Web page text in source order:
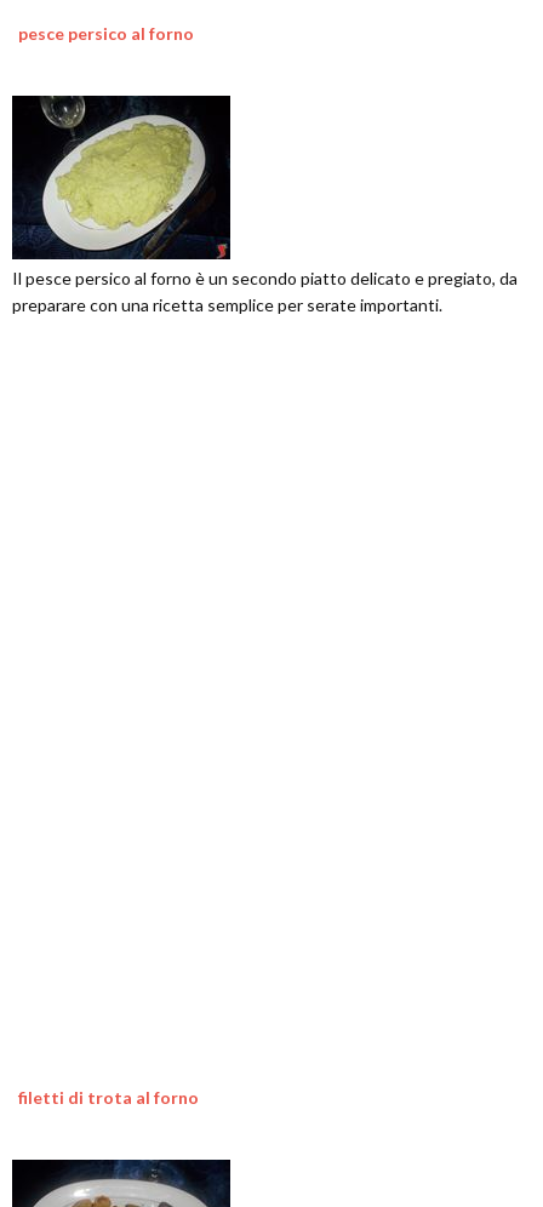
pesce persico al forno
Il pesce persico al forno è un secondo piatto delicato e pregiato, da
preparare con una ricetta semplice per serate importanti.
filetti di trota al forno